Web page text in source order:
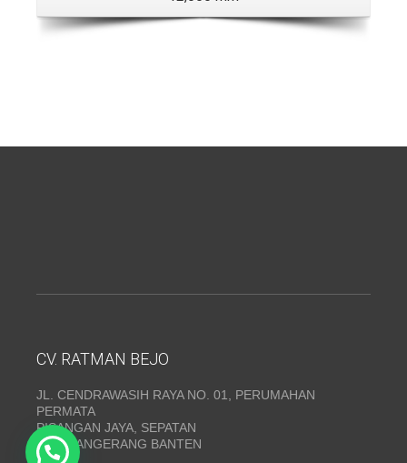
CV. RATMAN BEJO
JL. CENDRAWASIH RAYA NO. 01, PERUMAHAN
PERMATA
PISANGAN JAYA, SEPATAN
KAB. TANGERANG BANTEN